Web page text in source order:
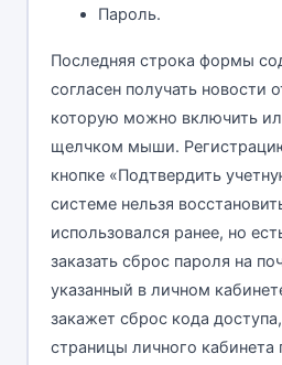
Пароль.
Последняя строка формы
согласен получать новости
которую можно включить
щелчком мыши.
кнопке «Подтвердить
системе нельзя
использовался ранее, но
заказать сброс пароля на
указанный в личном
закажет сброс кода
страницы личного кабинета